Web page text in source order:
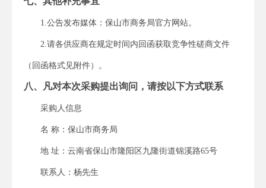
1. 公告发布媒体：保山市商务 局官方网站。
2.请各供应商在规定时间内回函获取竞争性磋商文件
（回函格式见附件）。
八、 凡对本次采购提出询问，请按以下方式联系
采购人信息
名 称：保山市商务 局
地 址：云南省保山市隆阳区 九隆街道锦溪路65号
联系人：杨先生